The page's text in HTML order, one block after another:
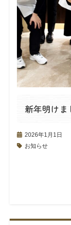
新年明けま
2026年1月1日
お知らせ